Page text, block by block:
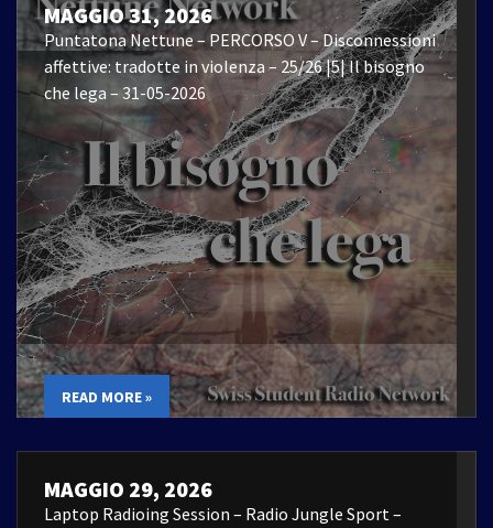
MAGGIO 31, 2026
Puntatona Nettune – PERCORSO V – Disconnessioni
affettive: tradotte in violenza – 25/26 |5| Il bisogno
che lega – 31-05-2026
READ MORE »
MAGGIO 29, 2026
Laptop Radioing Session – Radio Jungle Sport –